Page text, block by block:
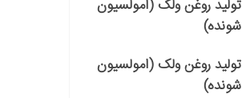
تولید روغن ولک (امولسیون
شونده)
تولید روغن ولک (امولسیون
شونده)